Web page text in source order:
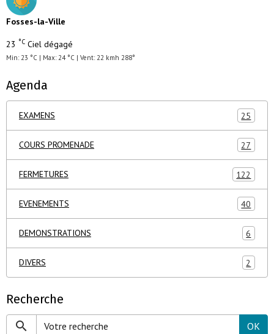
Fosses-la-Ville
23 °C Ciel dégagé
Min: 23 °C | Max: 24 °C | Vent: 22 kmh 288°
Agenda
EXAMENS 25
COURS PROMENADE 27
FERMETURES 122
EVENEMENTS 40
DEMONSTRATIONS 6
DIVERS 2
Recherche
OK